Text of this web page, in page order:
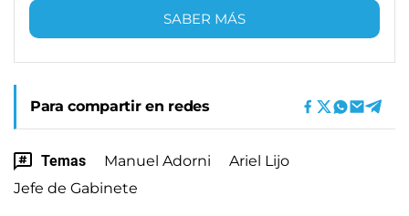
SABER MÁS
Para compartir en redes
Temas Manuel Adorni
Ariel Lijo
Jefe de Gabinete